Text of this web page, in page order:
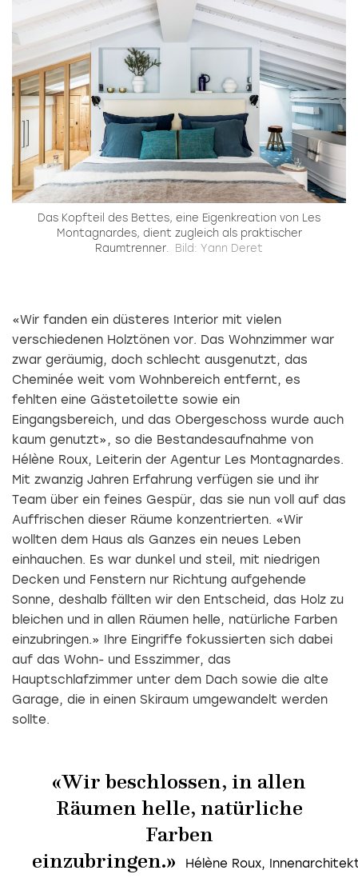
Das Kopfteil des Bettes, eine Eigenkreation von Les
Montagnardes, dient zugleich als praktischer
Raumtrenner.
Bild: Yann Deret
«Wir fanden ein düsteres Interior mit vielen
verschiedenen Holztönen vor. Das Wohnzimmer war
zwar geräumig, doch schlecht ausgenutzt, das
Cheminée weit vom Wohnbereich entfernt, es
fehlten eine Gästetoilette sowie ein
Eingangsbereich, und das Obergeschoss wurde auch
kaum genutzt», so die Bestandesaufnahme von
Hélène Roux, Leiterin der Agentur Les Montagnardes.
Mit zwanzig Jahren Erfahrung verfügen sie und ihr
Team über ein feines Gespür, das sie nun voll auf das
Auffrischen dieser Räume konzentrierten. «Wir
wollten dem Haus als Ganzes ein neues Leben
einhauchen. Es war dunkel und steil, mit niedrigen
Decken und Fenstern nur Richtung aufgehende
Sonne, deshalb fällten wir den Entscheid, das Holz zu
bleichen und in allen Räumen helle, natürliche Farben
einzubringen.» Ihre Eingriffe fokussierten sich dabei
auf das Wohn- und Esszimmer, das
Hauptschlafzimmer unter dem Dach sowie die alte
Garage, die in einen Skiraum umgewandelt werden
sollte.
«Wir beschlossen, in allen
Räumen helle, natürliche
Farben
einzubringen.»